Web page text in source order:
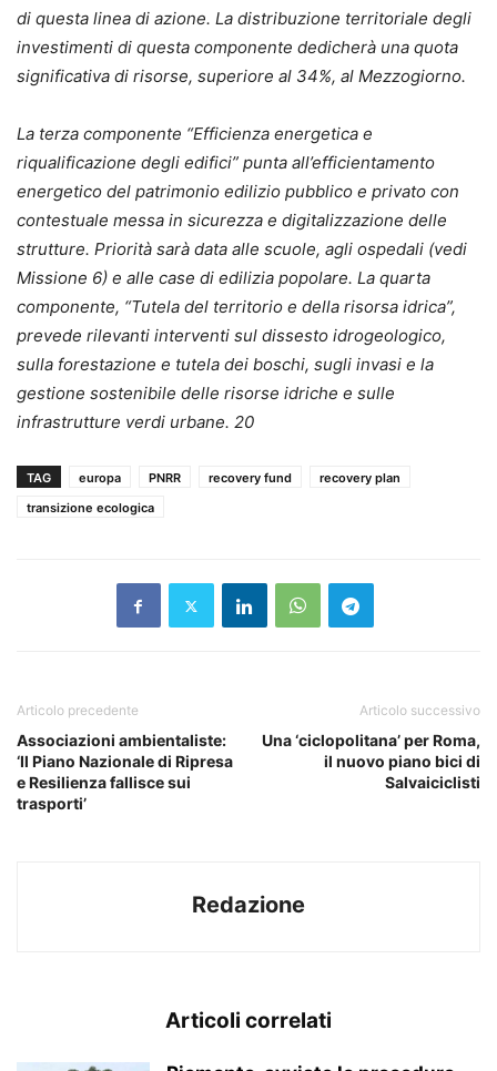
di questa linea di azione. La distribuzione territoriale degli
investimenti di questa componente dedicherà una quota
significativa di risorse, superiore al 34%, al Mezzogiorno.
La terza componente “Efficienza energetica e
riqualificazione degli edifici” punta all’efficientamento
energetico del patrimonio edilizio pubblico e privato con
contestuale messa in sicurezza e digitalizzazione delle
strutture. Priorità sarà data alle scuole, agli ospedali (vedi
Missione 6) e alle case di edilizia popolare. La quarta
componente, “Tutela del territorio e della risorsa idrica”,
prevede rilevanti interventi sul dissesto idrogeologico,
sulla forestazione e tutela dei boschi, sugli invasi e la
gestione sostenibile delle risorse idriche e sulle
infrastrutture verdi urbane. 20
TAG europa PNRR recovery fund
recovery plan
transizione ecologica
Articolo precedente
Associazioni ambientaliste:
‘Il Piano Nazionale di Ripresa
e Resilienza fallisce sui
trasporti’
Articolo successivo
Una ‘ciclopolitana’ per Roma,
il nuovo piano bici di
Salvaiciclisti
Redazione
Articoli correlati